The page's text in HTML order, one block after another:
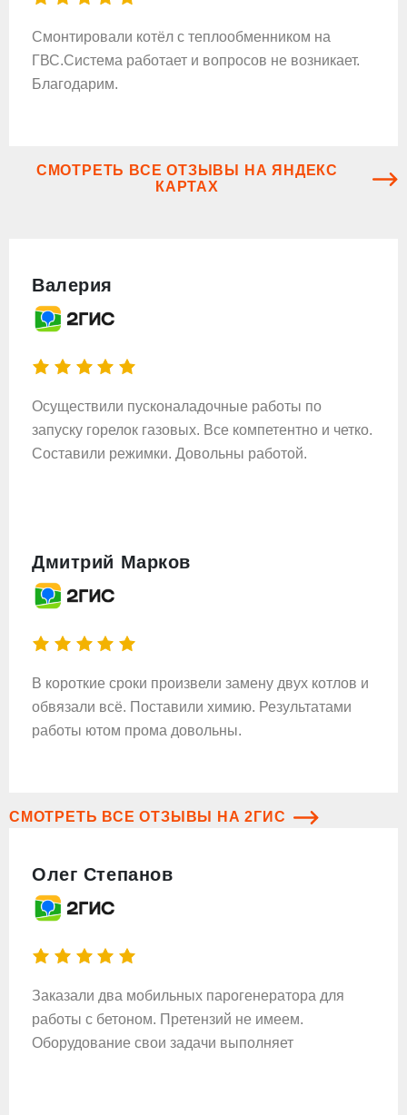
Смонтировали котёл с теплообменником на
ГВС.Система работает и вопросов не возникает.
Благодарим.
СМОТРЕТЬ ВСЕ ОТЗЫВЫ НА ЯНДЕКС
КАРТАХ
Валерия
Осуществили пусконаладочные работы по
запуску горелок газовых. Все компетентно и четко.
Составили режимки. Довольны работой.
Дмитрий Марков
В короткие сроки произвели замену двух котлов и
обвязали всё. Поставили химию. Результатами
работы ютом прома довольны.
СМОТРЕТЬ ВСЕ ОТЗЫВЫ НА 2ГИС
Олег Степанов
Заказали два мобильных парогенератора для
работы с бетоном. Претензий не имеем.
Оборудование свои задачи выполняет